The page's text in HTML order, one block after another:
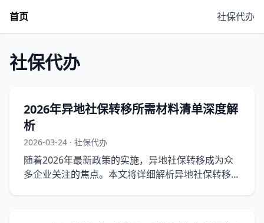
首页 社保代办
社保代办
2026年异地社保转移所需材料清单深度解
析
2026-03-24 · 社保代办
随着2026年最新政策的实施，异地社保转移成为众
多企业关注的焦点。本文将详细解析异地社保转移所